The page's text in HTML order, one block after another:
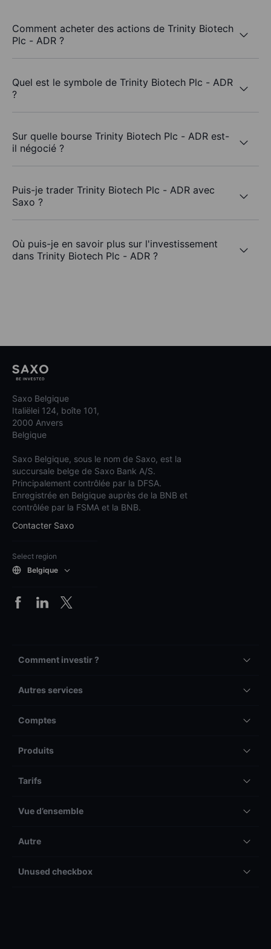
Comment acheter des actions de Trinity Biotech
Plc - ADR ?
Quel est le symbole de Trinity Biotech Plc - ADR
?
Sur quelle bourse Trinity Biotech Plc - ADR est-
il négocié ?
Puis-je trader Trinity Biotech Plc - ADR avec
Saxo ?
Où puis-je en savoir plus sur l'investissement
dans Trinity Biotech Plc - ADR ?
Saxo Belgique
Italiëlei 124, boîte 101,
2000 Anvers
Belgique
Saxo Belgique, sous le nom de Saxo, est la
succursale belge de Saxo Bank A/S.
Principalement contrôlée par la DFSA.
Enregistrée en Belgique auprès de la BNB et
contrôlée par la FSMA et la BNB.
Contacter Saxo
Select region
Belgique
Comment investir ?
Autres services
Comptes
Produits
Tarifs
Vue d’ensemble
Autre
Unused checkbox